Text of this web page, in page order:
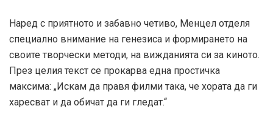
Наред с приятното и забавно четиво, Менцел отделя
специално внимание на генезиса и формирането на
своите творчески методи, на вижданията си за киното.
През целия текст се прокарва една простичка
максима: „Искам да правя филми така, че хората да ги
харесват и да обичат да ги гледат.“